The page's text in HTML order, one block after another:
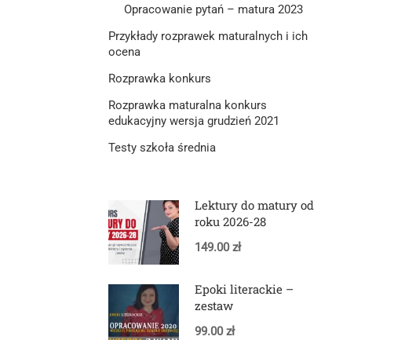
Opracowanie pytań – matura 2023
Przykłady rozprawek maturalnych i ich
ocena
Rozprawka konkurs
Rozprawka maturalna konkurs
edukacyjny wersja grudzień 2021
Testy szkoła średnia
Lektury do matury od
roku 2026-28
149.00 zł
Epoki literackie –
zestaw
99.00 zł